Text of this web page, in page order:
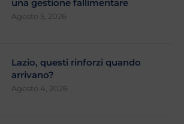
una gestione fallimentare
Agosto 5, 2026
Lazio, questi rinforzi quando
arrivano?
Agosto 4, 2026